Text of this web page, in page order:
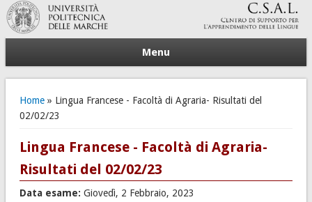
Menu
Tu sei qui
Home» Lingua Francese - Facoltà di Agraria- Risultati del
02/02/23
Lingua Francese - Facoltà di Agraria-
Risultati del 02/02/23
Data esame: Giovedì, 2 Febbraio, 2023